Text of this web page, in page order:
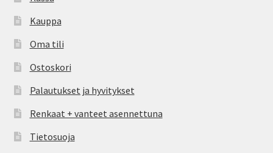
Kauppa
Oma tili
Ostoskori
Palautukset ja hyvitykset
Renkaat + vanteet asennettuna
Tietosuoja